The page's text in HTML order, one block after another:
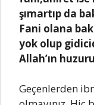
şımartıp da
Fani olana
yok olup
Allah’ın
Geçenlerden